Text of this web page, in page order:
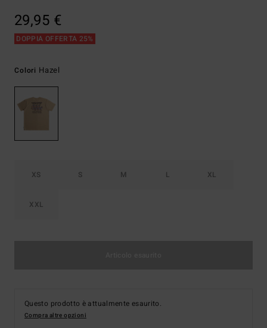
29,95 €
DOPPIA OFFERTA 25%
Colori Hazel
XS S M L XL
XXL
Questo prodotto è attualmente esaurito.
Compra altre opzioni